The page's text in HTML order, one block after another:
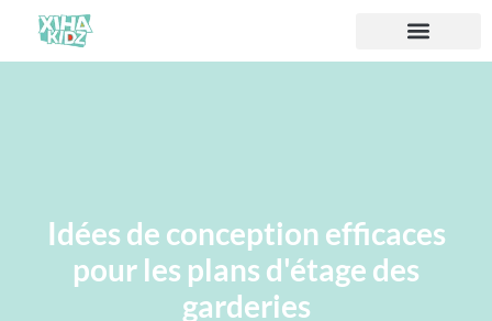
Idées de conception efficaces
pour les plans d'étage des
garderies